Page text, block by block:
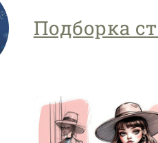
Подборка